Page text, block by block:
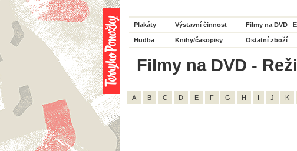
Plakáty Výstavní činnost Filmy na DVD
Hudba Knihy/časopisy Ostatní zboží
Filmy na DVD -
A B C D E F G H I J K